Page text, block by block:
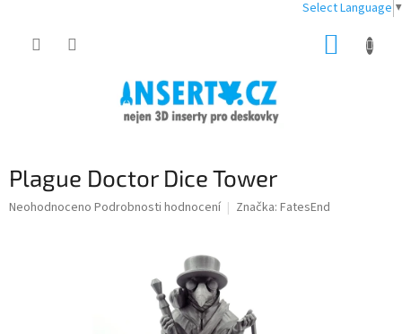
Select Language ▼
Plague Doctor Dice Tower
Průměrné
Neohodnoceno Podrobnosti hodnocení Značka: FatesEnd